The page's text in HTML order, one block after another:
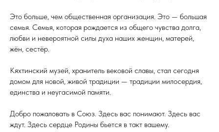
Это больше, чем общественная организация. Это — большая
семья. Семья, которая рождается из общего чувства долга,
любви и невероятной силы духа наших женщин, матерей,
жён, сестёр.
Кяхтинский музей, хранитель вековой славы, стал сегодня
домом для новой, живой традиции — традиции милосердия,
единства и неугасимой памяти.
Добро пожаловать в Союз. Здесь вас понимают. Здесь вас
ждут. Здесь сердце Родины бьется в такт вашему.